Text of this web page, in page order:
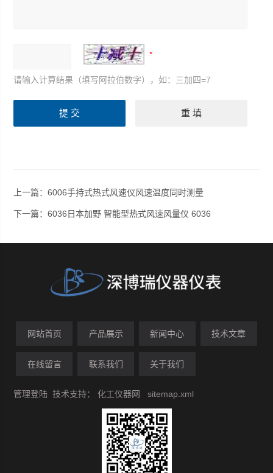
请输入计算结果（填写阿拉伯数字），如：三加四=7
上一篇：6006手持式热式风速仪风速温度同时测量
下一篇：6036日本加野 智能型热式风速风量仪 6036
网站首页 产品展示 新闻中心 技术文章
在线留言 联系我们 关于我们
管理登陆 技术支持：化工仪器网 sitemap.xml